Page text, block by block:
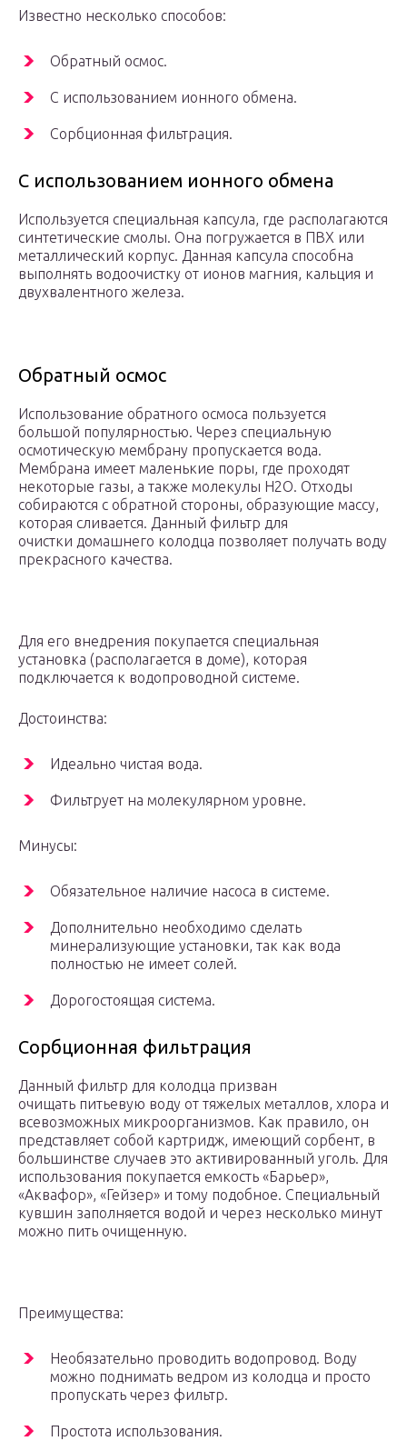
Известно несколько способов:
Обратный осмос.
С использованием ионного обмена.
Сорбционная фильтрация.
С использованием ионного обмена
Используется специальная капсула, где располагаются
синтетические смолы. Она погружается в ПВХ или
металлический корпус. Данная капсула способна
выполнять водоочистку от ионов магния, кальция и
двухвалентного железа.
Обратный осмос
Использование обратного осмоса пользуется
большой популярностью. Через специальную
осмотическую мембрану пропускается вода.
Мембрана имеет маленькие поры, где проходят
некоторые газы, а также молекулы H2O. Отходы
собираются с обратной стороны, образующие массу,
которая сливается. Данный фильтр для
очистки домашнего колодца позволяет получать воду
прекрасного качества.
Для его внедрения покупается специальная
установка (располагается в доме), которая
подключается к водопроводной системе.
Достоинства:
Идеально чистая вода.
Фильтрует на молекулярном уровне.
Минусы:
Обязательное наличие насоса в системе.
Дополнительно необходимо сделать
минерализующие установки, так как вода
полностью не имеет солей.
Дорогостоящая система.
Сорбционная фильтрация
Данный фильтр для колодца призван
очищать питьевую воду от тяжелых металлов, хлора и
всевозможных микроорганизмов. Как правило, он
представляет собой картридж, имеющий сорбент, в
большинстве случаев это активированный уголь. Для
использования покупается емкость «Барьер»,
«Аквафор», «Гейзер» и тому подобное. Специальный
кувшин заполняется водой и через несколько минут
можно пить очищенную.
Преимущества:
Необязательно проводить водопровод. Воду
можно поднимать ведром из колодца и просто
пропускать через фильтр.
Простота использования.